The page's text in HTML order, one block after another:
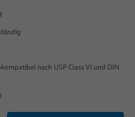
nach USP Class VI und DIN